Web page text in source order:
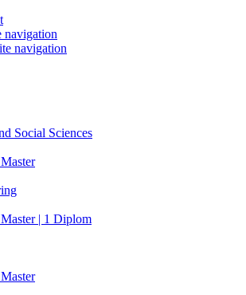
navigation
navigation
Social Sciences
| 1 Diplom